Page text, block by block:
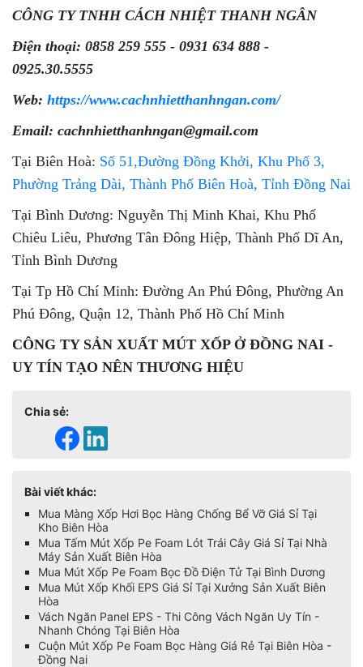
CÔNG TY TNHH CÁCH NHIỆT THANH NGÂN
Điện thoại: 0858 259 555 - 0931 634 888 -
0925.30.5555
Web: https://www.cachnhietthanhngan.com/
Email: cachnhietthanhngan@gmail.com
Tại Biên Hoà: Số 51,Đường Đồng Khởi, Khu Phố 3,
Phường Trảng Dài, Thành Phố Biên Hoà, Tỉnh Đồng Nai
Tại Bình Dương: Nguyễn Thị Minh Khai, Khu Phố
Chiêu Liêu, Phương Tân Đông Hiệp, Thành Phố Dĩ An,
Tỉnh Bình Dương
Tại Tp Hồ Chí Minh: Đường An Phú Đông, Phường An
Phú Đông, Quận 12, Thành Phố Hồ Chí Minh
CÔNG TY SẢN XUẤT MÚT XỐP Ở ĐỒNG NAI -
UY TÍN TẠO NÊN THƯƠNG HIỆU
Chia sẻ:
Bài viết khác:
Mua Màng Xốp Hơi Bọc Hàng Chống Bể Vỡ Giá Sỉ Tại
Kho Biên Hòa
Mua Tấm Mút Xốp Pe Foam Lót Trái Cây Giá Sỉ Tại Nhà
Máy Sản Xuất Biên Hòa
Mua Mút Xốp Pe Foam Bọc Đồ Điện Tử Tại Bình Dương
Mua Mút Xốp Khối EPS Giá Sỉ Tại Xưởng Sản Xuất Biên
Hòa
Vách Ngăn Panel EPS - Thi Công Vách Ngăn Uy Tín -
Nhanh Chóng Tại Biên Hòa
Cuộn Mút Xốp Pe Foam Bọc Hàng Giá Rẻ Tại Biên Hòa -
Đồng Nai